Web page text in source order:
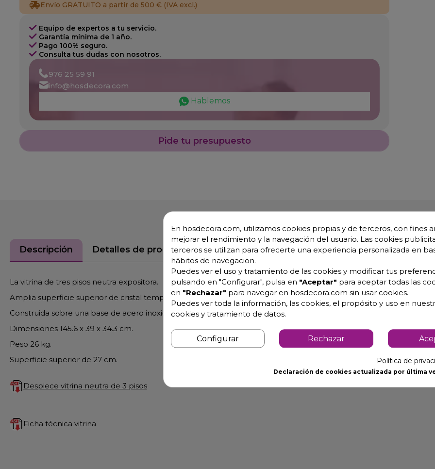
Envío GRATUITO a partir de 500 € (IVA excl.)
Equipo de expertos a tu servicio.
Garantía mínima de 1 año.
Pago 100% seguro.
Consulta tus dudas con nosotros.
976 25 59 91
info@hosdecora.com
Hablemos
Pide tu presupuesto
Descripción Detalles de producto
La vitrina de tres pisos neutra expositora.
Amplia superficie superior de cristal templado para usar como encimera si se desea. Anchura 27 cm.
Construida sobre una base de acero inoxidable para mayor higiene y facilidad de limpieza.
Dimensiones 145.6 x 39 x 34.3 cm.
Peso 26 kg.
Superficie superior de 27 cm.
Despiece vitrina neutra de 3 pisos
Ficha técnica vitrina
En hosdecora.com, utilizamos cookies propias y de terceros, con fines
mejorar el rendimiento y la navegación del usuario. Las cookies
terceros se utilizan para ofrecerte una experiencia personalizada en
hábitos de navegacion.
Puedes ver el uso y tratamiento de las cookies y modificar tus
pulsando en "Configurar", pulsa en "Aceptar" para aceptar todas las
en "Rechazar" para navegar en hosdecora.com sin usar cookies.
Puedes ver toda la información, las cookies, el propósito y uso en
cookies y tratamiento de datos.
Configurar Rechazar
Política de
Declaración de cookies actualizada por última